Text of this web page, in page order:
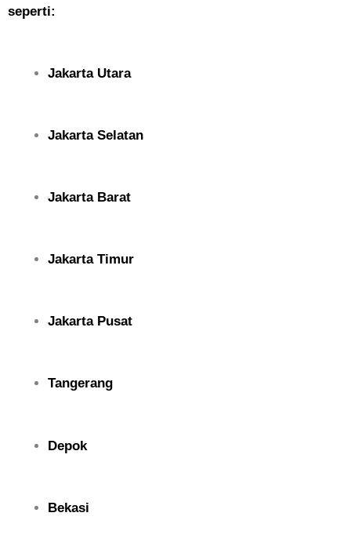
seperti:
Jakarta Utara
Jakarta Selatan
Jakarta Barat
Jakarta Timur
Jakarta Pusat
Tangerang
Depok
Bekasi